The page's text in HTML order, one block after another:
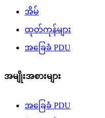
အိမ်
ထုတ်ကုန်များ
အခြေခံ PDU
အမျိုးအစားများ
အခြေခံ PDU